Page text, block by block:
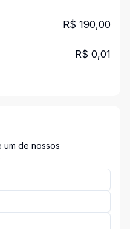
R$ 190,00
R$ 0,01
um de nossos